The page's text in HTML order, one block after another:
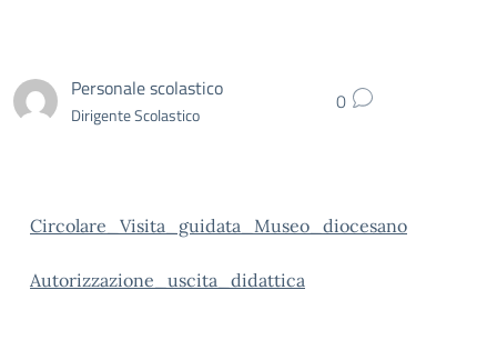
Personale scolastico
Dirigente Scolastico 0
Circolare_Visita_guidata_Museo_diocesano
Autorizzazione_uscita_didattica